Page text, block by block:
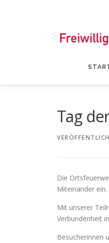
Tag
Die
Miteinander
Mit unserer
Verbundenheit
Besucherinnen